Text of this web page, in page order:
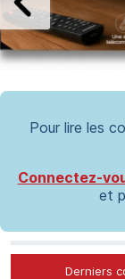
Pour lire les
Connectez-
et
Derniers